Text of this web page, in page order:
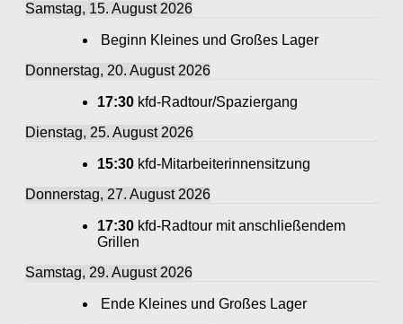
Samstag, 15. August 2026
Beginn Kleines und Großes Lager
Donnerstag, 20. August 2026
17:30 kfd-Radtour/Spaziergang
Dienstag, 25. August 2026
15:30 kfd-Mitarbeiterinnensitzung
Donnerstag, 27. August 2026
17:30 kfd-Radtour mit anschließendem
Grillen
Samstag, 29. August 2026
Ende Kleines und Großes Lager